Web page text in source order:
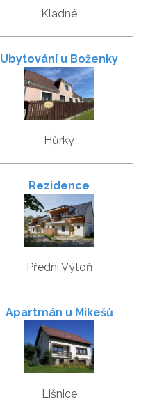
Kladné
Ubytování u Boženky
Hůrky
Rezidence
Přední Výtoň
Apartmán u Mikešů
Lišnice